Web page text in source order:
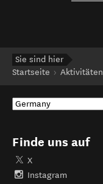
Sie sind hier
Startseite
Aktivitäten
Finde uns auf
X
Instagram